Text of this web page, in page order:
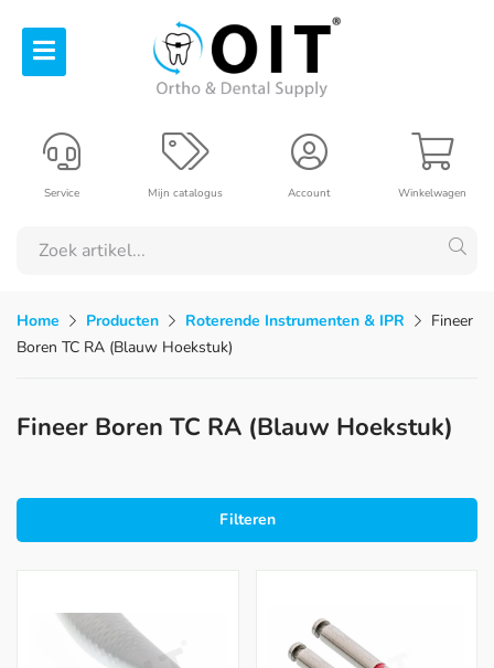
Winkelwagen
Account
Mijn catalogus
Service
Home Producten Roterende Instrumenten & IPR
Fineer
Boren TC RA (Blauw Hoekstuk)
Fineer Boren TC RA (Blauw Hoekstuk)
Filteren